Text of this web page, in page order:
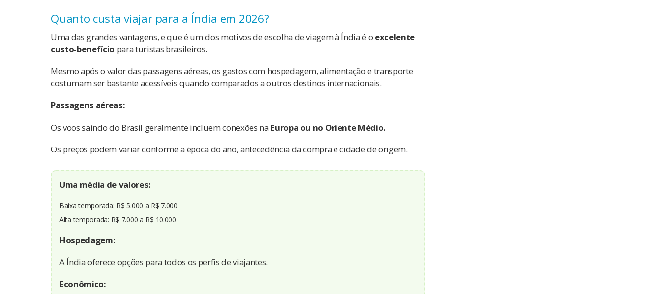
Quanto custa viajar para a Índia em 2026?
Uma das grandes vantagens, e que é um dos motivos de escolha de viagem à Índia é o excelente
custo-benefício para turistas brasileiros.
Mesmo após o valor das passagens aéreas, os gastos com hospedagem, alimentação e transporte
costumam ser bastante acessíveis quando comparados a outros destinos internacionais.
Passagens aéreas:
Os voos saindo do Brasil geralmente incluem conexões na Europa ou no Oriente Médio.
Os preços podem variar conforme a época do ano, antecedência da compra e cidade de origem.
Uma média de valores:
Baixa temporada: R$ 5.000 a R$ 7.000
Alta temporada: R$ 7.000 a R$ 10.000
Hospedagem:
A Índia oferece opções para todos os perfis de viajantes.
Econômico: